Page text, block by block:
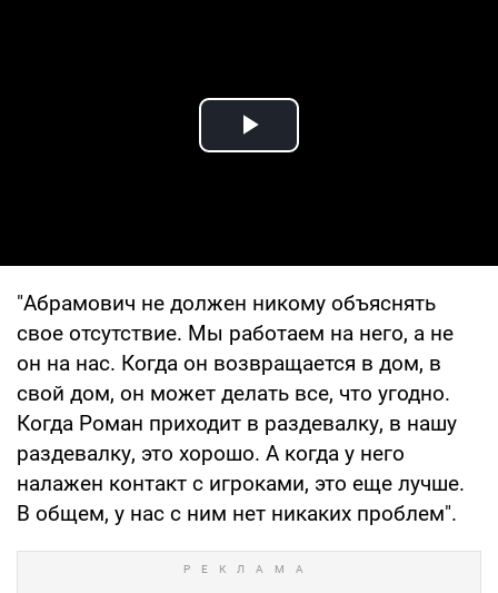
Play Video
"Абрамович не должен никому объяснять
свое отсутствие. Мы работаем на него, а не
он на нас. Когда он возвращается в дом, в
свой дом, он может делать все, что угодно.
Когда Роман приходит в раздевалку, в нашу
раздевалку, это хорошо. А когда у него
налажен контакт с игроками, это еще лучше.
В общем, у нас с ним нет никаких проблем".